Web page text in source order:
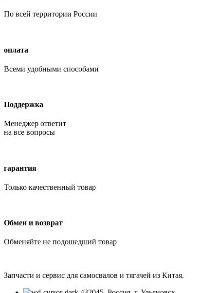
По всей территории России
оплата
Всеми удобными способами
Поддержка
Менеджер ответит
на все вопросы
гарантия
Только качественный товар
Обмен и возврат
Обменяйте не подошедший товар
Запчасти и сервис для самосвалов и тягачей из Китая.